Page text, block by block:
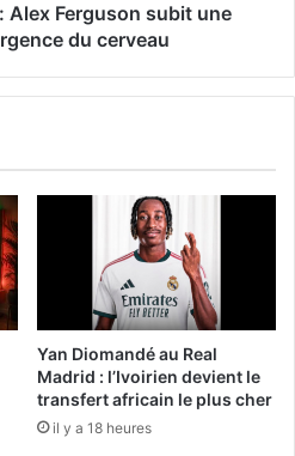
Alex Ferguson subit une
du cerveau
Yan Diomandé au Real
Madrid : l’Ivoirien devient le
transfert africain le plus cher
il y a 18 heures